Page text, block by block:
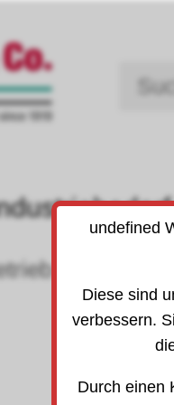
undefined
Diese sind
verbessern.
Durch einen